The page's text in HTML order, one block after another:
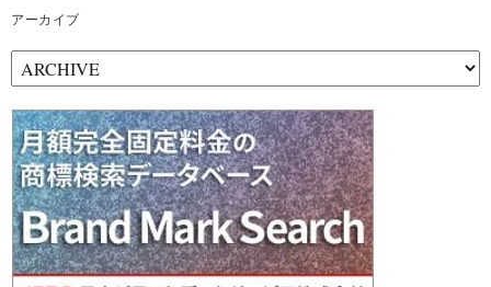
アーカイブ
ー
カ
イ
ブ